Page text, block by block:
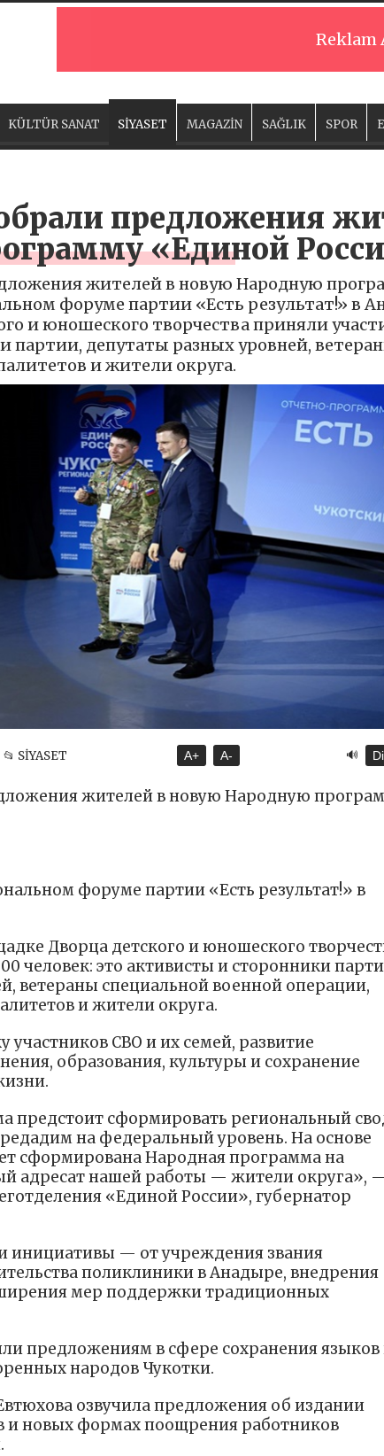
Reklam
KÜLTÜR SANAT SİYASET MAGAZİN SAĞLIK SPOR
предложения
«Единой
жителей в новую Народную
форуме партии «Есть результат!» в
и юношеского творчества приняли
партии, депутаты разных уровней,
и жители округа.
📂 SİYASET A+ A- 🔊
жителей в новую Народную
форуме партии «Есть результат!» в
Дворца детского и юношеского
человек: это активисты и сторонники
ветераны специальной военной операции,
и жители округа.
СВО и их семей, развитие
образования, культуры и сохранение
предстоит сформировать региональный
на федеральный уровень. На основе
сформирована Народная программа на
адресат нашей работы — жители округа»,
«Единой России», губернатор
инициативы — от учреждения звания
поликлиники в Анадыре, внедрения
мер поддержки традиционных
предложениям в сфере сохранения языков
народов Чукотки.
озвучила предложения об издании
и новых формах поощрения работников